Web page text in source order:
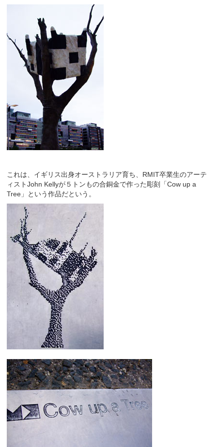
これは、イギリス出身オーストラリア育ち、RMIT卒業生のアーテ
ィストJohn Kellyが５トンもの合銅金で作った彫刻「Cow up a
Tree」という作品だという。